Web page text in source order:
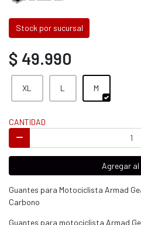
Stock por sucursal
$ 49.990
XL L M
CANTIDAD
Agregar
Guantes para Motociclista Armad
Carbono
Guantes para motociclista Armad